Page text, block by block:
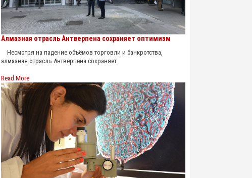
Алмазная отрасль Антверпена сохраняет оптимизм
Несмотря на падение объёмов торговли и банкротства,
алмазная отрасль Антверпена сохраняет
Read More